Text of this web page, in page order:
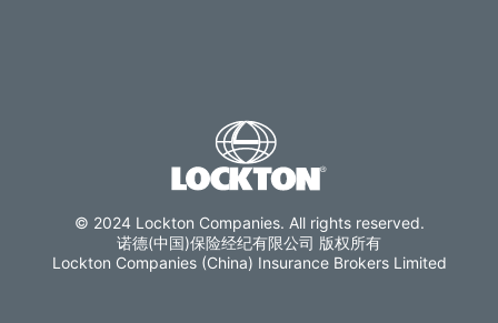
© 2024 Lockton Companies. All rights reserved.
诺德(中国)保险经纪有限公司 版权所有
Lockton Companies (China) Insurance Brokers Limited